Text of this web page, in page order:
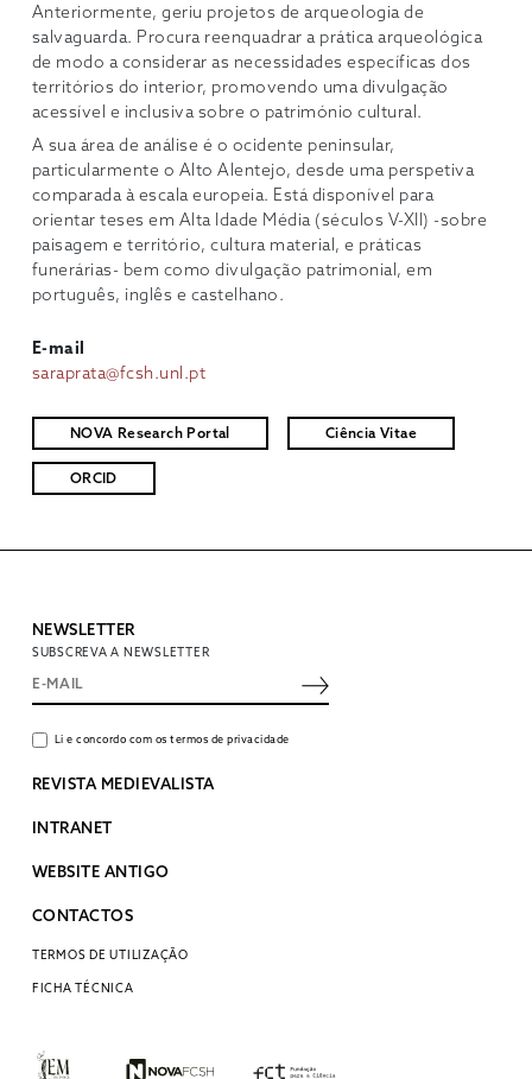
Anteriormente, geriu projetos de arqueologia de
salvaguarda. Procura reenquadrar a prática arqueológica
de modo a considerar as necessidades específicas dos
territórios do interior, promovendo uma divulgação
acessível e inclusiva sobre o património cultural.
A sua área de análise é o ocidente peninsular,
particularmente o Alto Alentejo, desde uma perspetiva
comparada à escala europeia. Está disponível para
orientar teses em Alta Idade Média (séculos V-XII) -sobre
paisagem e território, cultura material, e práticas
funerárias- bem como divulgação patrimonial, em
português, inglês e castelhano.
E-mail
saraprata@fcsh.unl.pt
NOVA Research Portal Ciência Vitae
ORCID
NEWSLETTER
SUBSCREVA A NEWSLETTER
Li e concordo com os termos de privacidade
REVISTA MEDIEVALISTA
INTRANET
WEBSITE ANTIGO
CONTACTOS
TERMOS DE UTILIZAÇÃO
FICHA TÉCNICA